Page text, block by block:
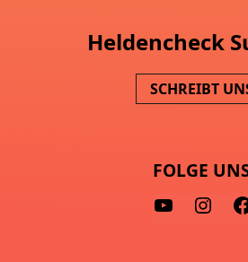
Heldencheck
SCHREIBT
FOLGE